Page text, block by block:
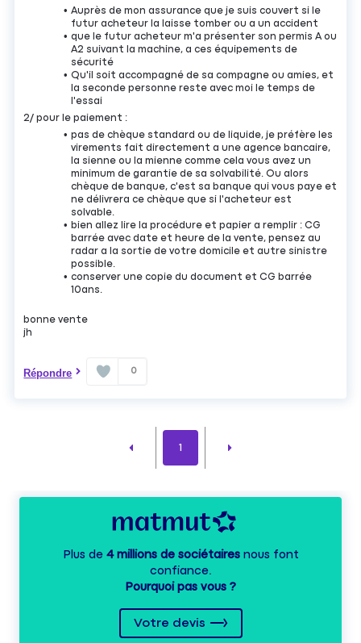
Auprès de mon assurance que je suis couvert si le
futur acheteur la laisse tomber ou a un accident
que le futur acheteur m'a présenter son permis A ou
A2 suivant la machine, a ces équipements de
sécurité
Qu'il soit accompagné de sa compagne ou amies, et
la seconde personne reste avec moi le temps de
l'essai
2/ pour le paiement :
pas de chèque standard ou de liquide, je préfère les
virements fait directement a une agence bancaire,
la sienne ou la mienne comme cela vous avez un
minimum de garantie de sa solvabilité. Ou alors
chèque de banque, c'est sa banque qui vous paye et
ne délivrera ce chèque que si l'acheteur est
solvable.
bien allez lire la procédure et papier a remplir : CG
barrée avec date et heure de la vente, pensez au
radar a la sortie de votre domicile et autre sinistre
possible.
conserver une copie du document et CG barrée
10ans.
bonne vente
jh
Répondre 0
1
Plus de 4 millions de sociétairesnous font
confiance.
Pourquoi pas vous ?
Votre devis